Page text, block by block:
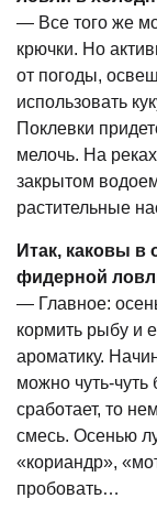
— Все того же
крючки. Но
от погоды,
использовать
Поклевки
мелочь. На
закрытом
растительные
Итак, каковы в
фидерной
— Главное:
кормить рыбу и
ароматику.
можно чуть-чуть
сработает, то
смесь. Осенью
«кориандр»,
пробовать…